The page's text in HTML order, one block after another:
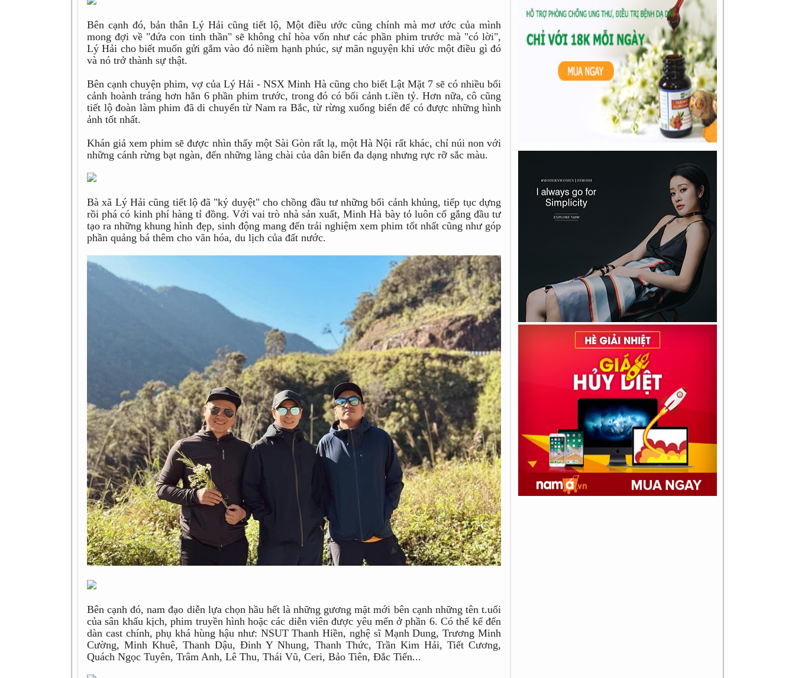
Bên cạnh đó, bản thân Lý Hải cũng tiết lộ, Một điều ước cũng chính mà mơ ước của mình
mong đợi về "đứa con tinh thần" sẽ không chỉ hòa vốn như các phần phim trước mà "có lời",
Lý Hải cho biết muốn gửi gắm vào đó niềm hạnh phúc, sự mãn nguyện khi ước một điều gì đó
và nó trở thành sự thật.
Bên cạnh chuyện phim, vợ của Lý Hải - NSX Minh Hà cũng cho biết Lật Mặt 7 sẽ có nhiều bối
cảnh hoành tráng hơn hẳn 6 phần phim trước, trong đó có bối cảnh t.iền tỷ. Hơn nữa, cô cũng
tiết lộ đoàn làm phim đã di chuyển từ Nam ra Bắc, từ rừng xuống biển để có được những hình
ảnh tốt nhất.
Khán giả xem phim sẽ được nhìn thấy một Sài Gòn rất lạ, một Hà Nội rất khác, chỉ núi non với
những cánh rừng bạt ngàn, đến những làng chài của dân biển đa dạng nhưng rực rỡ sắc màu.
Bà xã Lý Hải cũng tiết lộ đã "ký duyệt" cho chồng đầu tư những bối cảnh khủng, tiếp tục dựng
rồi phá có kinh phí hàng tỉ đồng. Với vai trò nhà sản xuất, Minh Hà bày tỏ luôn cố gắng đầu tư
tạo ra những khung hình đẹp, sinh động mang đến trải nghiệm xem phim tốt nhất cũng như góp
phần quảng bá thêm cho văn hóa, du lịch của đất nước.
Bên cạnh đó, nam đạo diễn lựa chọn hầu hết là những gương mặt mới bên cạnh những tên t.uổi
của sân khấu kịch, phim truyền hình hoặc các diễn viên được yêu mến ở phần 6. Có thể kể đến
dàn cast chính, phụ khá hùng hậu như: NSUT Thanh Hiền, nghệ sĩ Mạnh Dung, Trương Minh
Cường, Minh Khuê, Thanh Dậu, Đinh Y Nhung, Thanh Thức, Trần Kim Hải, Tiết Cương,
Quách Ngọc Tuyên, Trâm Anh, Lê Thu, Thái Vũ, Ceri, Bảo Tiên, Đắc Tiến...